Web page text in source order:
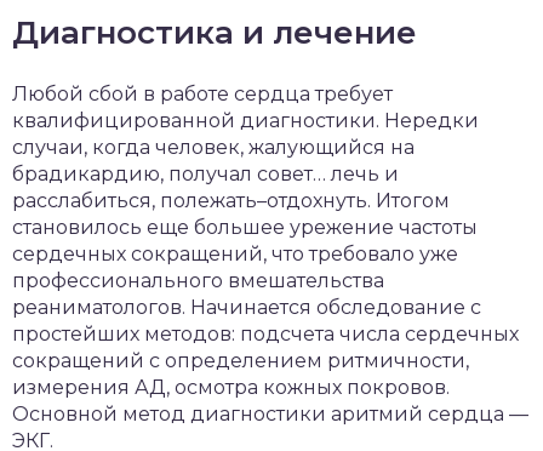
Диагностика и лечение
Любой сбой в работе сердца требует
квалифицированной диагностики. Нередки
случаи, когда человек, жалующийся на
брадикардию, получал совет… лечь и
расслабиться, полежать–отдохнуть. Итогом
становилось еще большее урежение частоты
сердечных сокращений, что требовало уже
профессионального вмешательства
реаниматологов. Начинается обследование с
простейших методов: подсчета числа сердечных
сокращений с определением ритмичности,
измерения АД, осмотра кожных покровов.
Основной метод диагностики аритмий сердца —
ЭКГ.